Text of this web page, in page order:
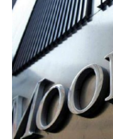
Adaugă
textul
textul
textul